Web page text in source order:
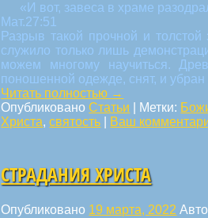
«И вот, завеса в храме
Мат.27:51
Разрыв такой прочной и
служило только лишь
можем многому научиться.
поношенной одежде, снят, и убран
Читать полностью →
ОпубликованоСтатьи Метки:
Христа,святость Ваш
СТРАДАНИЯ ХРИСТА
Опубликовано 19 марта, 2022